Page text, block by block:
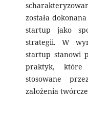
została
startup jako
strategii. W
startup stanowi
praktyk,
stosowane
założenia